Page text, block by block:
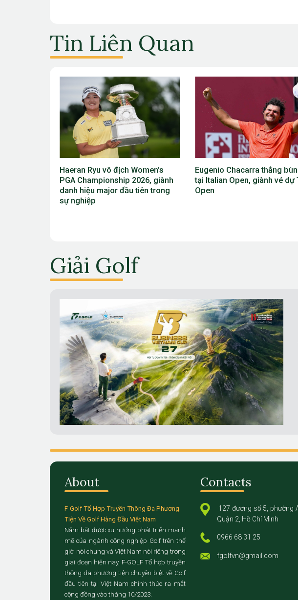
Tin Liên Quan
Eugenio Chacarra thắng bùng nổ
tại Italian Open, giành vé dự The
Open
Viktor Hovland đánh bại
Scheffler ở playoff, giành
vô địch Travelers
Giải Golf
About
F-Golf Tổ Hợp Truyền Thông Đa Phương
Tiện Về Golf Hàng Đầu Việt Nam
Nắm bắt được xu hướng phát triển mạnh
mẽ của ngành công nghiệp Golf trên thế
giới nói chung và Việt Nam nói riêng trong
giai đoạn hiện nay, F-GOLF Tổ hợp truyền
thông đa phương tiện chuyên biệt về Golf
đầu tiên tại Việt Nam chính thức ra mắt
cộng đồng vào tháng 10/2023.
Contacts
127 đương số 5, phường
Quận 2, Hồ Chí Minh
0966 68 31 25
fgolfvn@gmail.com